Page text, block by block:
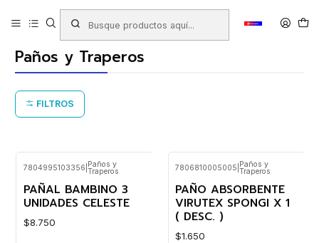
Productos ASEO HOGAR Paños y Traperos
Paños y Traperos
FILTROS
7804995103356 Paños y
Traperos
PAÑAL BAMBINO 3
UNIDADES CELESTE
$8.750
7806810005005 Paños y
Traperos
PAÑO ABSORBENTE
VIRUTEX SPONGI X 1
( DESC. )
$1.650